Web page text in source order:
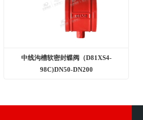
中线沟槽软密封蝶阀（D81XS4-
98C)DN50-DN200